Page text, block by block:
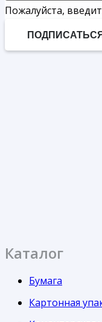
Пожалуйста,
ПОДПИСАТЬСЯ
Каталог
Бумага
Картонная